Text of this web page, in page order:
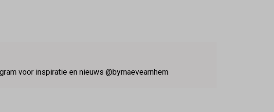
voor inspiratie en nieuws @bymaevearnhem